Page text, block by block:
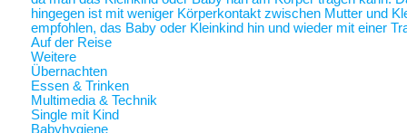
hingegen ist mit weniger Körperkontakt zwischen Mutter und
empfohlen, das Baby oder Kleinkind hin und wieder mit einer
Auf der Reise
Weitere
Übernachten
Essen & Trinken
Multimedia & Technik
Single mit Kind
Babyhygiene